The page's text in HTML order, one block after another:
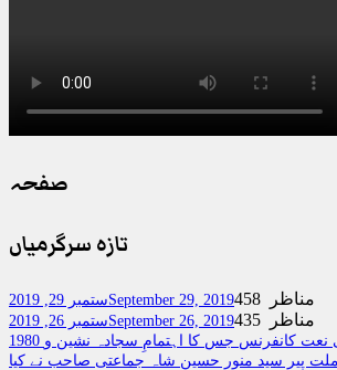
صفحہ
تازہ سرگرمیاں
ستمبر 29, 2019September 29, 2019 458 مناظر
ستمبر 26, 2019September 26, 2019 435 مناظر
1980 میں یو کے میں پہلی نعت کانفرنس جس کا اہتمامِ سجادہ نشین و
پیر سید منور حسین شاہ جماعتی صاحب نے کیا